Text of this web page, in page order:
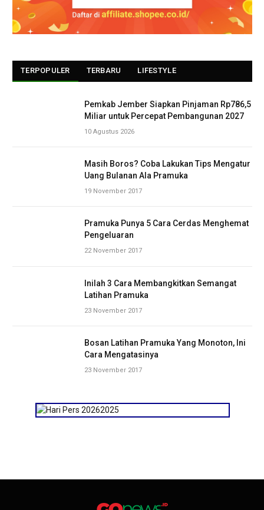
TERPOPULER TERBARU LIFESTYLE
Pemkab Jember Siapkan Pinjaman Rp786,5
Miliar untuk Percepat Pembangunan 2027
10 Agustus 2026
Masih Boros? Coba Lakukan Tips Mengatur
Uang Bulanan Ala Pramuka
19 November 2017
Pramuka Punya 5 Cara Cerdas Menghemat
Pengeluaran
22 November 2017
Inilah 3 Cara Membangkitkan Semangat
Latihan Pramuka
23 November 2017
Bosan Latihan Pramuka Yang Monoton, Ini
Cara Mengatasinya
23 November 2017